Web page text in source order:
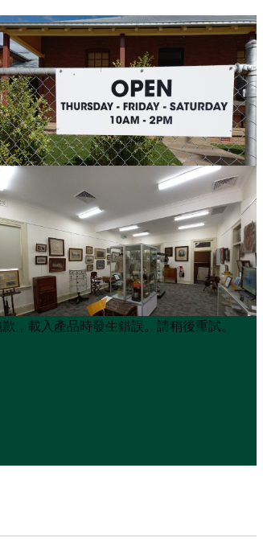
，載入產品時發生錯誤。請稍後重試。